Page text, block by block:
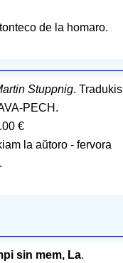
de la homaro.
Stuppnig. Tradukis
PECH.
€
la aŭtoro - fervora
sin mem, La.